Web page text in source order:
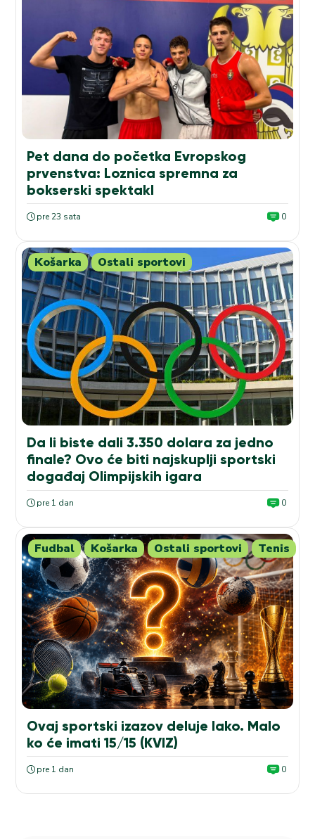
Pet dana do početka Evropskog
prvenstva: Loznica spremna za
bokserski spektakl
pre 23 sata 0
Košarka Ostali sportovi
Da li biste dali 3.350 dolara za jedno
finale? Ovo će biti najskuplji sportski
događaj Olimpijskih igara
pre 1 dan 0
Fudbal Košarka Ostali sportovi Tenis
Ovaj sportski izazov deluje lako. Malo
ko će imati 15/15 (KVIZ)
pre 1 dan 0